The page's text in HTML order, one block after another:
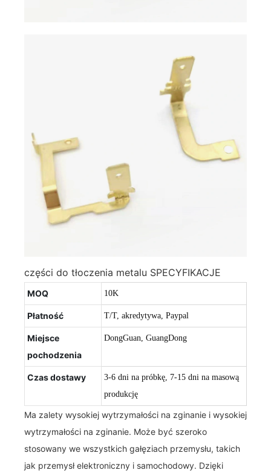
części do tłoczenia metalu SPECYFIKACJE
MOQ 10K
Płatność T/T, akredytywa, Paypal
Miejsce
pochodzenia
DongGuan, GuangDong
Czas dostawy
3-6 dni na próbkę, 7-15 dni na masową
produkcję
Ma zalety wysokiej wytrzymałości na zginanie i wysokiej
wytrzymałości na zginanie. Może być szeroko
stosowany we wszystkich gałęziach przemysłu, takich
jak przemysł elektroniczny i samochodowy. Dzięki